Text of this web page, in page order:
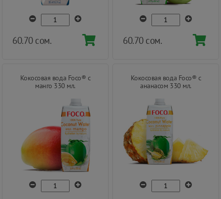
60.70 сом. 60.70 сом.
Кокосовая вода Foco® с
манго 330 мл.
Кокосовая вода Foco® с
ананасом 330 мл.